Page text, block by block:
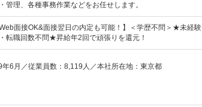
管理、各種事務作業などをお任せします。
Web面接OK&面接翌日の内定も可能！】＜学歴不問＞★未経
転職回数不問★昇給年2回で頑張りを還元！
6月／従業員数：8,119人／本社所在地：東京都